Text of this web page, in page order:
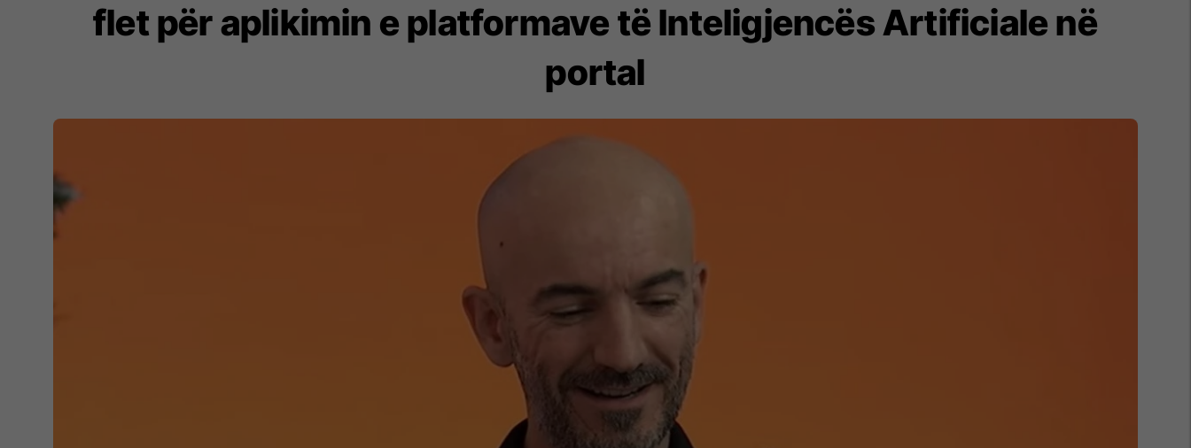
flet për aplikimin e platformave të Inteligjencës Artificiale në
portal